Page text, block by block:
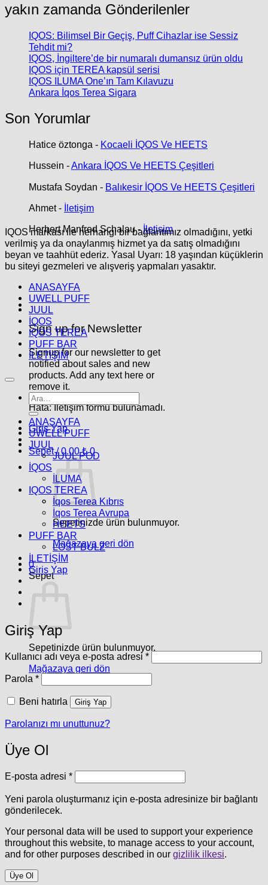
Sign up for Newsletter
Signup for our newsletter to get
notified about sales and new
products. Add any text here or
remove it.
Hata:İletişim formu bulunamadı.
Giriş Yap
Sepet /0.00₺ 0
Sepetinizde ürün bulunmuyor.
Mağazaya geri dön
0
Sepet
Sepetinizde ürün bulunmuyor.
Mağazaya geri dön
yakın zamanda Gönderilenler
IQOS: Bilimsel Bir Geçiş, Puff Cihazlar ise Sessiz
Tehdit mi?
IQOS, İngiltere’de bir numaralı dumansız ürün oldu
IQOS için TEREA kapsül serisi
IQOS ILUMA One’ın Tam Kılavuzu
Ankara İqos Terea Sigara
Son Yorumlar
Hatice öztonga - Kocaeli İQOS Ve HEETS
Hussein -Ankara İQOS Ve HEETS Çeşitleri
Mustafa Soydan - Balıkesir İQOS Ve HEETS Çeşitleri
Ahmet- İletişim
Herbert Manfred Schalau-İletişim
IQOS markası ile herhangi bir bağlantımız olmadığını, yetki
verilmiş ya da onaylanmış hizmet ya da satış olmadığını
beyan ve taahhüt ederiz. Yasal Uyarı: 18 yaşından küçüklerin
bu siteyi gezmeleri ve alışveriş yapmaları yasaktır.
ANASAYFA
UWELL PUFF
JUUL
İQOS
IQOS TEREA
PUFF BAR
İLETİŞİM
Ara:
ANASAYFA
UWELL PUFF
JUUL
JUUL POD
İQOS
İLUMA
IQOS TEREA
İqos Terea Kıbrıs
İqos Terea Avrupa
HEETS
PUFF BAR
LOST BULZ
İLETİŞİM
Giriş Yap
Giriş Yap
Kullanıcı adı veya e-posta adresi *Gerekli
Parola *Gerekli
Beni hatırla Giriş Yap
Parolanızı mı unuttunuz?
Üye Ol
E-posta adresi *Gerekli
Yeni parola oluşturmanız için e-posta adresinize bir bağlantı
gönderilecek.
Your personal data will be used to support your experience
throughout this website, to manage access to your account,
and for other purposes described in our gizlilik ilkesi.
Üye Ol